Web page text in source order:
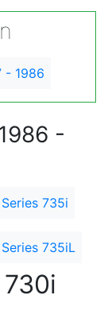
- 1986
-
735i
735iL